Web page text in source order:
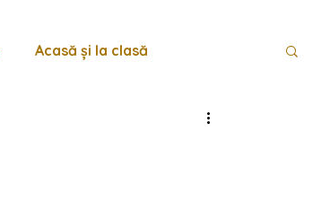
Acasă și la clasă
Trasează